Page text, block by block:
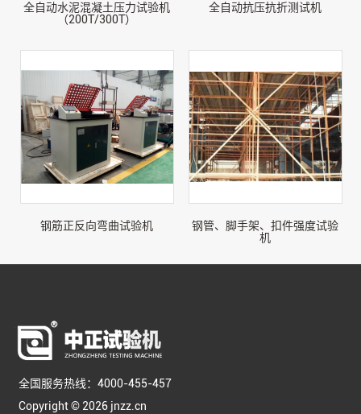
全自动水泥混凝土压力试验机
（200T/300T）
全自动抗压抗折测试机
钢筋正反向弯曲试验机
钢管、脚手架、扣件强度试验
机
全国服务热线：4000-455-457
Copyright © 2026 jnzz.cn